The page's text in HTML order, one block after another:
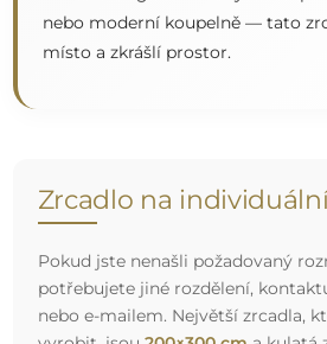
Nemusíte se starat o přepravu –
objednané zrcadlo dorazilo zcela
rukou, a to úplně zdarma.
parkem a vyškoleným personálem,
můžeme zaručit, že zrcadlo dorazí v
bez dodatečných nákladů. I když si